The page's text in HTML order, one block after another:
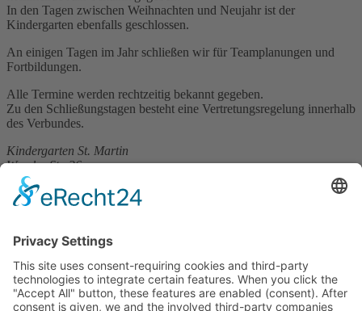
In den Tagen zwischen Weihnachten und Neujahr ist der
Kindergarten ebenfalls geschlossen.
An einigen Tagen im Jahr schließen wir für Teamplanungen und
Fortbildungen.
Alle Termine werden rechtzeitig bekannt gegeben.
Zu den Schließungstagen besteht eine Vertretungsregelung innerhalb
des Verbundes.
Kindergarten St. Martin
Weseler Str. 36
46348 Raesfeld
Tel.:02865 7875
kita.stmartin-raesfeld@bistum-muenster.de
Kindergarten St. Michael
Brökerstegge 27
46348 Raesfeld
Tel.:02865 268
kita.stmichael-raesfeld@bistum-muenster.de